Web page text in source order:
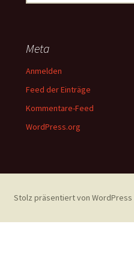
nach:
Meta
Anmelden
Feed der Einträge
Kommentare-Feed
WordPress.org
Stolz präsentiert von WordPress